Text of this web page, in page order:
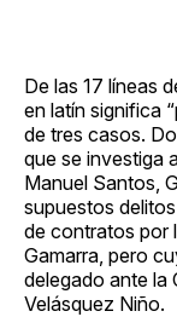
De las 17 líneas
en latín significa
de tres casos.
que se investiga
Manuel Santos,
supuestos
de contratos por
Gamarra, pero
delegado ante la
Velásquez Niño.